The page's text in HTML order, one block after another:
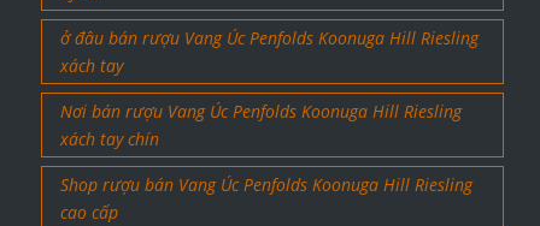
ở đâu bán rượu Vang Úc Penfolds Koonuga Hill Riesling
xách tay
Nơi bán rượu Vang Úc Penfolds Koonuga Hill Riesling
xách tay chín
Shop rượu bán Vang Úc Penfolds Koonuga Hill Riesling
cao cấp